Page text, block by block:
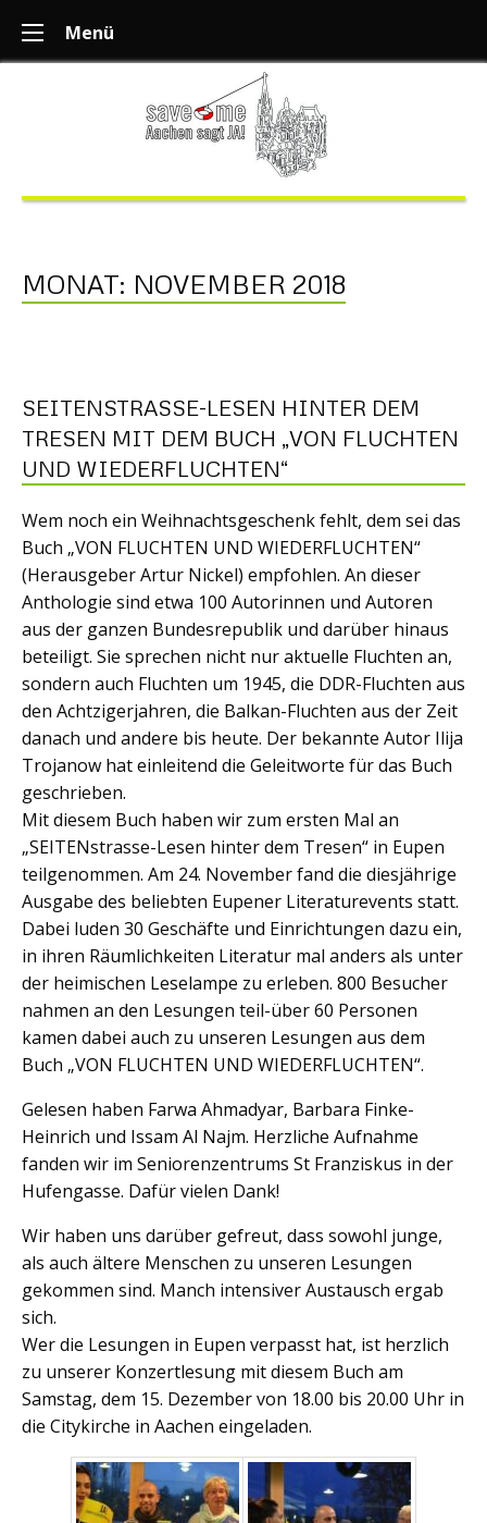
Menü
MONAT: NOVEMBER 2018
SEITENSTRASSE-LESEN HINTER DEM
TRESEN MIT DEM BUCH „VON FLUCHTEN
UND WIEDERFLUCHTEN“
Wem noch ein Weihnachtsgeschenk fehlt, dem sei das
Buch „VON FLUCHTEN UND WIEDERFLUCHTEN“
(Herausgeber Artur Nickel) empfohlen. An dieser
Anthologie sind etwa 100 Autorinnen und Autoren
aus der ganzen Bundesrepublik und darüber hinaus
beteiligt. Sie sprechen nicht nur aktuelle Fluchten an,
sondern auch Fluchten um 1945, die DDR-Fluchten aus
den Achtzigerjahren, die Balkan-Fluchten aus der Zeit
danach und andere bis heute. Der bekannte Autor Ilija
Trojanow hat einleitend die Geleitworte für das Buch
geschrieben.
Mit diesem Buch haben wir zum ersten Mal an
„SEITENstrasse-Lesen hinter dem Tresen“ in Eupen
teilgenommen. Am 24. November fand die diesjährige
Ausgabe des beliebten Eupener Literaturevents statt.
Dabei luden 30 Geschäfte und Einrichtungen dazu ein,
in ihren Räumlichkeiten Literatur mal anders als unter
der heimischen Leselampe zu erleben. 800 Besucher
nahmen an den Lesungen teil-über 60 Personen
kamen dabei auch zu unseren Lesungen aus dem
Buch „VON FLUCHTEN UND WIEDERFLUCHTEN“.
Gelesen haben Farwa Ahmadyar, Barbara Finke-
Heinrich und Issam Al Najm. Herzliche Aufnahme
fanden wir im Seniorenzentrums St Franziskus in der
Hufengasse. Dafür vielen Dank!
Wir haben uns darüber gefreut, dass sowohl junge,
als auch ältere Menschen zu unseren Lesungen
gekommen sind. Manch intensiver Austausch ergab
sich.
Wer die Lesungen in Eupen verpasst hat, ist herzlich
zu unserer Konzertlesung mit diesem Buch am
Samstag, dem 15. Dezember von 18.00 bis 20.00 Uhr in
die Citykirche in Aachen eingeladen.